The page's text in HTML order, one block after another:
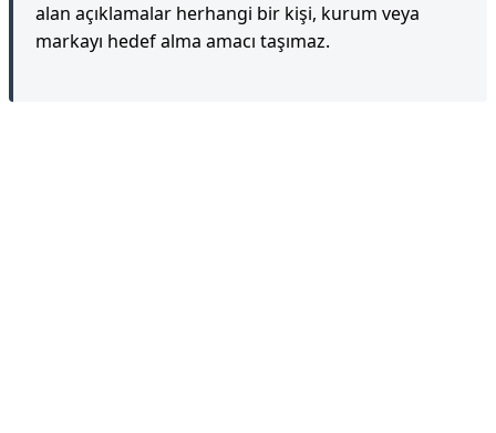
alan açıklamalar herhangi bir kişi, kurum veya
markayı hedef alma amacı taşımaz.